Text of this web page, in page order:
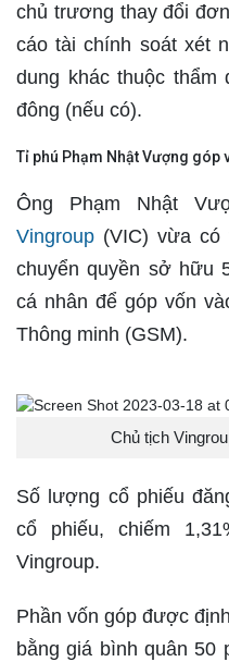
chủ trương thay đổi
cáo tài chính soát xét
dung khác thuộc
đông (nếu có).
Tỉ phú Phạm Nhật Vượng góp
Ông Phạm Nhật
Vingroup (VIC) vừa có
chuyển quyền sở hữu
cá nhân để góp vốn
Thông minh (GSM).
Chủ tịch
Số lượng cổ phiếu
cổ phiếu, chiếm
Vingroup.
Phần vốn góp được
bằng giá bình quân 50